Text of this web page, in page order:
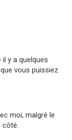
y a quelques
vous puissiez
moi, malgré le
côté.